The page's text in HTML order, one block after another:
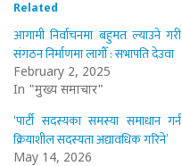
Related
आगामी निर्वाचनमा बहुमत ल्याउने गरी
संगठन निर्माणमा लागौँ : सभापति देउवा
February 2, 2025
In "मुख्य समाचार"
‘पार्टी सदस्यका समस्या समाधान गर्न
क्रियाशील सदस्यता अद्यावधिक गरिने’
May 14, 2026